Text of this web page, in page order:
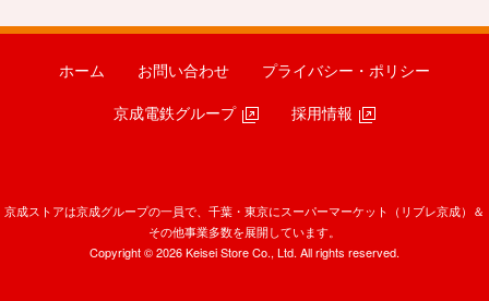
ホーム お問い合わせ プライバシー・ポリシー
京成電鉄グループ 採用情報
京成ストアは京成グループの一員で、千葉・東京にスーパーマーケット（リブレ京成）＆
その他事業多数を展開しています。
Copyright © 2026 Keisei Store Co., Ltd. All rights reserved.